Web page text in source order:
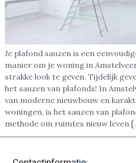
Je plafond sauzen is een
manier om je woning in
strakke look te geven. Tijdelijk
het sauzen van plafonds! In
van moderne nieuwbouw en
woningen, is het sauzen van
methode om ruimtes nieuw leven